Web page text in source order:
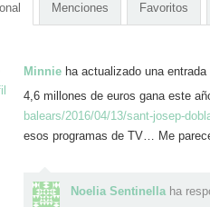
Menciones Favoritos
Minnie ha actualizado una
4,6 millones de euros gana este
balears/2016/04/13/sant-josep-
esos programas de TV… Me
Noelia Sentinellaha